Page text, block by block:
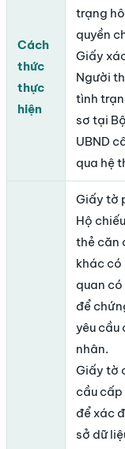
Cách
thức
thực
hiện
trạng
quyền
Giấy
Người
tình
sơ tại
UBND
qua hệ
Giấy tờ
Hộ
thẻ căn
khác có
quan
để
yêu cầu
nhân.
Giấy tờ
cầu
để xác
sở dữ